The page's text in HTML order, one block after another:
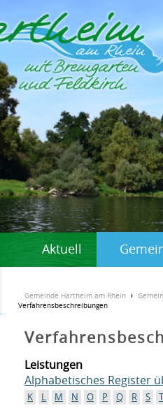
Aktuell
Gemeinde Hartheim am Rhein
Verfahrensbeschreibungen
Leistungen
Alphabetisches Register
K L M N O P Q R S